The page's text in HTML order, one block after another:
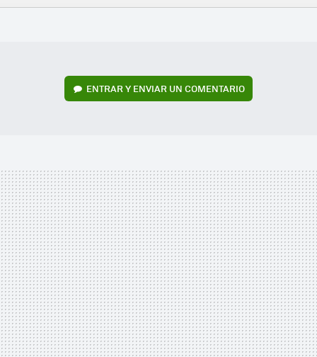
FACEBOOK
TWITTERFLIPBOARD
E-
WHATSAPP
ENTRAR Y ENVIAR UN COMENTARIO